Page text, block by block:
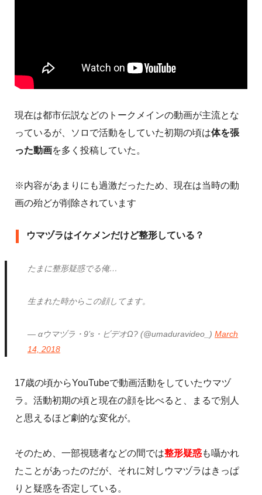
現在は都市伝説などのトークメインの動画が主流とな
っているが、ソロで活動をしていた初期の頃は体を張
った動画を多く投稿していた。
※内容があまりにも過激だったため、現在は当時の動
画の殆どが削除されています
ウマヅラはイケメンだけど整形している？
たまに整形疑惑でる俺…
生まれた時からこの顔してます。
— αウマヅラ・9’s・ビデオΩ? (@umaduravideo_)March
14, 2018
17歳の頃からYouTubeで動画活動をしていたウマヅ
ラ。活動初期の頃と現在の顔を比べると、まるで別人
と思えるほど劇的な変化が。
そのため、一部視聴者などの間では整形疑惑も囁かれ
たことがあったのだが、それに対しウマヅラはきっぱ
りと疑惑を否定している。